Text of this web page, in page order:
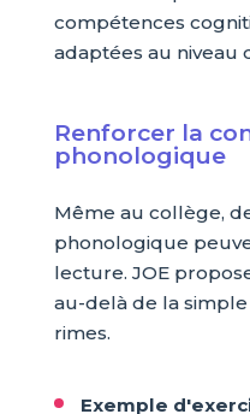
compétences
adaptées au niveau
Renforcer la
phonologique
Même au collège,
phonologique
lecture. JOE
au-delà de la
rimes.
Exemple